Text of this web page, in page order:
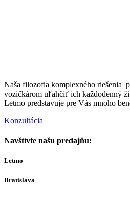
Naša filozofia komplexného riešenia
vozičkárom uľahčiť ich každodenný
Letmo predstavuje pre Vás mnoho
Konzultácia
Navštívte našu predajňu:
Letmo
Bratislava